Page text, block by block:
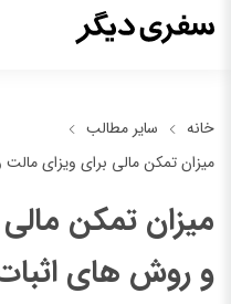
خانه
سایر مطالب
میزان تمکن مالی برای ویزای
میزان تمکن
و روش های